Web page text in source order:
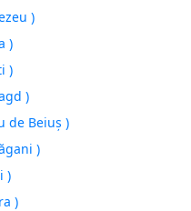
)
)
)
)
de Beiuş )
)
)
)